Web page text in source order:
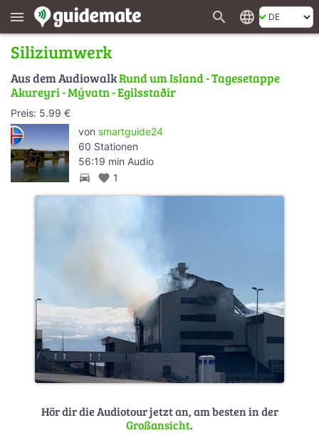
menu search language
Siliziumwerk
Aus dem AudiowalkRund um Island - Tagesetappe
Akureyri - Mývatn - Egilsstaðir
Preis: 5.99 €
von smartguide24
60 Stationen
56:19 min Audio
directions_car favorite 1
Hör dir die Audiotour jetzt an, am besten in der
Großansicht.